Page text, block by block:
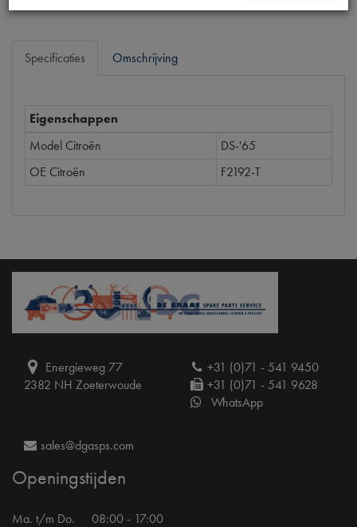
Specificaties Omschrijving
Eigenschappen
Model Citroën
DS-'65
OE Citroën
F2192-T
Energieweg 77
2382 NH Zoeterwoude
+31 (0)71 - 541 9450
+31 (0)71 - 541 9628
WhatsApp
sales@dgasps.com
Openingstijden
Ma. t/m Do. 08:00 - 17:00